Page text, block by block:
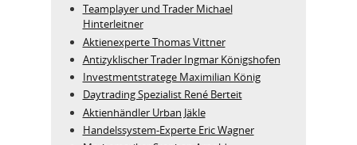
Teamplayer und Trader Michael
Hinterleitner
Aktienexperte Thomas Vittner
Antizyklischer Trader Ingmar Königshofen
Investmentstratege Maximilian König
Daytrading Spezialist René Berteit
Aktienhändler Urban Jäkle
Handelssystem-Experte Eric Wagner